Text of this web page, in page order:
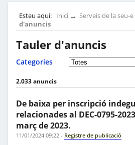
Esteu aquí: Inici →Serveis de la seu-e
d'anuncis
Tauler d'anuncis
Categories
2.033 anuncis
De baixa per inscripció
relacionades al DEC-0795-
març de 2023.
11/01/2024 09:22 - Registre de publicació